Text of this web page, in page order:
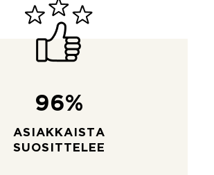
96%
ASIAKKAISTA
SUOSITTELEE